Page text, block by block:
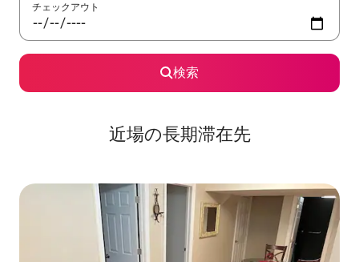
チェックアウト
検索
近場の長期滞在先